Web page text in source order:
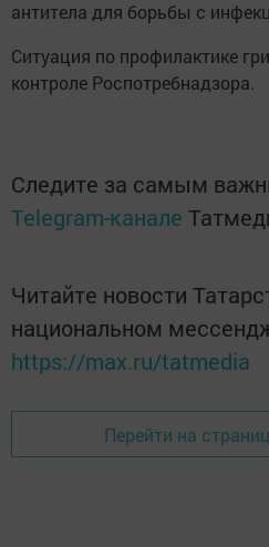
антитела для борьбы с
Ситуация по профилактике
контроле Роспотребнадзора.
Следите за самым
Telegram-канале
Читайте новости
национальном
https://max.ru/tatmedia
Перейти на